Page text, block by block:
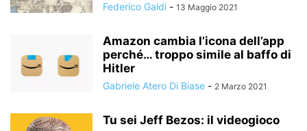
Federico Galdi - 13 Maggio 2021
Amazon cambia l’icona dell’app
perché… troppo simile al baffo di
Hitler
Gabriele Atero Di Biase - 2 Marzo 2021
Tu sei Jeff Bezos: il videogioco